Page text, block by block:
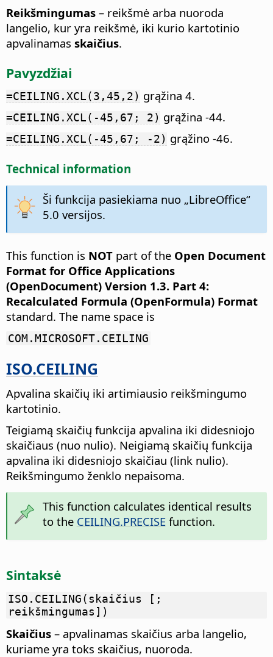
Reikšmingumas – reikšmė arba nuoroda
langelio, kur yra reikšmė, iki kurio kartotinio
apvalinamas skaičius.
Pavyzdžiai
=CEILING.XCL(3,45,2) grąžina 4.
=CEILING.XCL(-45,67; 2) grąžina -44.
=CEILING.XCL(-45,67; -2) grąžino -46.
Technical information
Ši funkcija pasiekiama nuo „LibreOffice“
5.0 versijos.
This function is NOT part of the Open Document
Format for Office Applications
(OpenDocument) Version 1.3. Part 4:
Recalculated Formula (OpenFormula) Format
standard. The name space is
COM.MICROSOFT.CEILING
ISO.CEILING
Apvalina skaičių iki artimiausio reikšmingumo
kartotinio.
Teigiamą skaičių funkcija apvalina iki didesniojo
skaičiaus (nuo nulio). Neigiamą skaičių funkcija
apvalina iki didesniojo skaičiau (link nulio).
Reikšmingumo ženklo nepaisoma.
This function calculates identical results
to the CEILING.PRECISEfunction.
Sintaksė
ISO.CEILING(skaičius [;
reikšmingumas])
Skaičius – apvalinamas skaičius arba langelio,
kuriame yra toks skaičius, nuoroda.